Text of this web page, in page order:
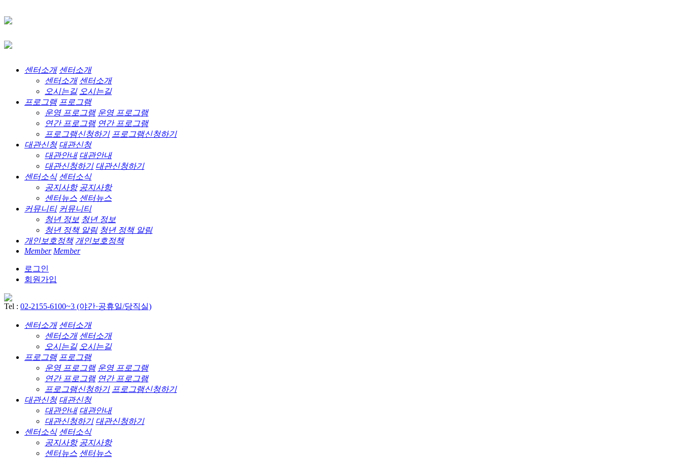
센터소개 센터소개
센터소개 센터소개
오시는길 오시는길
프로그램 프로그램
운영 프로그램 운영 프로그램
연간 프로그램 연간 프로그램
프로그램신청하기 프로그램신청하기
대관신청 대관신청
대관안내 대관안내
대관신청하기 대관신청하기
센터소식 센터소식
공지사항 공지사항
센터뉴스 센터뉴스
커뮤니티 커뮤니티
청년 정보 청년 정보
청년 정책 알림 청년 정책 알림
개인보호정책 개인보호정책
Member Member
로그인
회원가입
Tel : 02-2155-6100~3 (야간·공휴일/당직실)
센터소개 센터소개
센터소개 센터소개
오시는길 오시는길
프로그램 프로그램
운영 프로그램 운영 프로그램
연간 프로그램 연간 프로그램
프로그램신청하기 프로그램신청하기
대관신청 대관신청
대관안내 대관안내
대관신청하기 대관신청하기
센터소식 센터소식
공지사항 공지사항
센터뉴스 센터뉴스